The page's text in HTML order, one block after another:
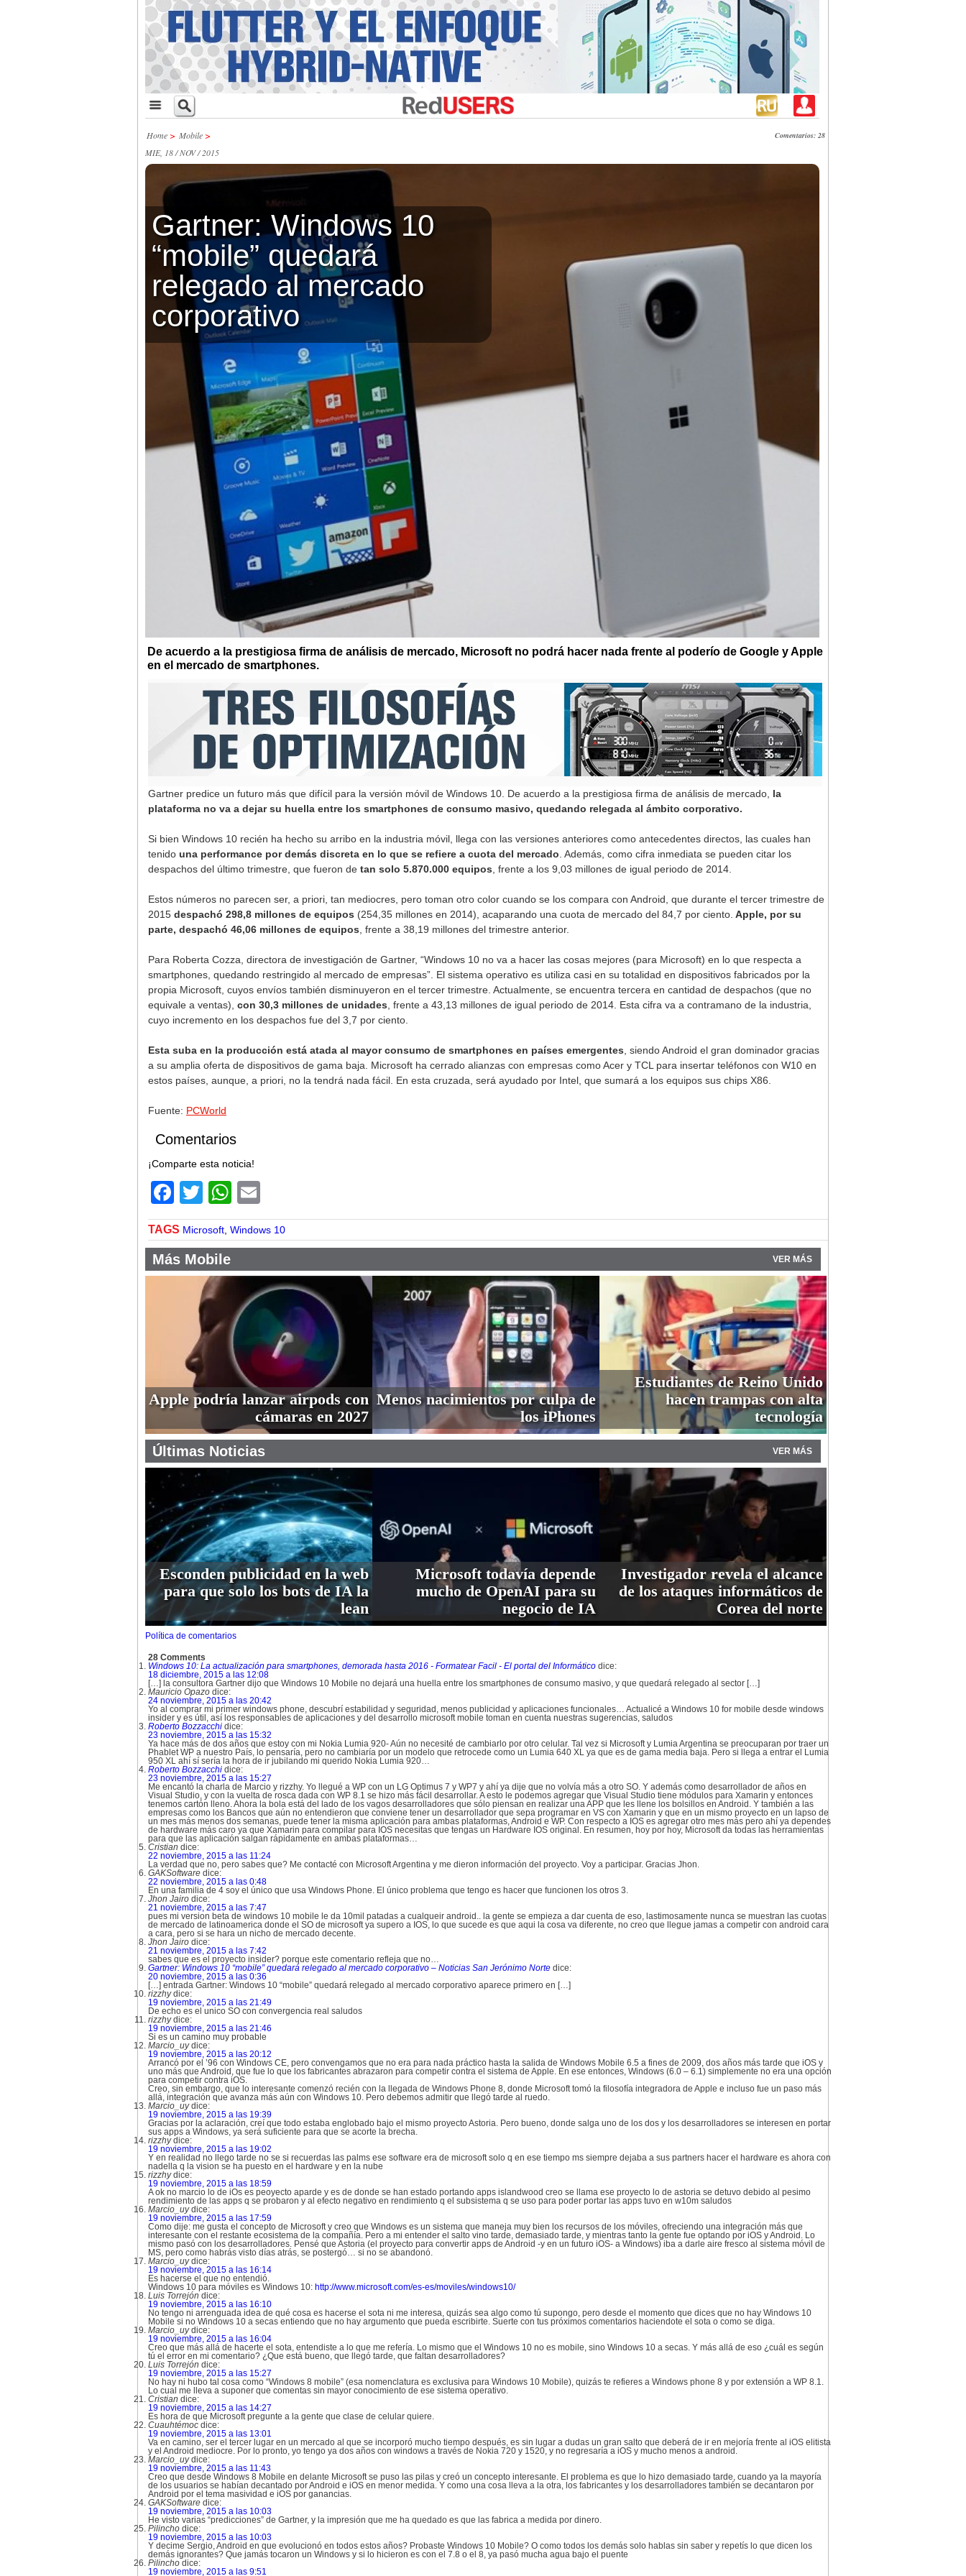
Home> Mobile> Comentarios: 28
MIE, 18 / NOV / 2015
Gartner: Windows 10
“mobile” quedará
relegado al mercado
corporativo
De acuerdo a la prestigiosa firma de análisis de mercado, Microsoft no podrá hacer nada frente al poderío de Google y Apple
en el mercado de smartphones.
Gartner predice un futuro más que difícil para la versión móvil de Windows 10. De acuerdo a la prestigiosa firma de análisis de mercado, la
plataforma no va a dejar su huella entre los smartphones de consumo masivo, quedando relegada al ámbito corporativo.
Si bien Windows 10 recién ha hecho su arribo en la industria móvil, llega con las versiones anteriores como antecedentes directos, las cuales han
tenido una performance por demás discreta en lo que se refiere a cuota del mercado . Además, como cifra inmediata se pueden citar los
despachos del último trimestre, que fueron de tan solo 5.870.000 equipos , frente a los 9,03 millones de igual periodo de 2014.
Estos números no parecen ser, a priori, tan mediocres, pero toman otro color cuando se los compara con Android, que durante el tercer trimestre de
2015 despachó 298,8 millones de equipos (254,35 millones en 2014), acaparando una cuota de mercado del 84,7 por ciento. Apple, por su
parte, despachó 46,06 millones de equipos , frente a 38,19 millones del trimestre anterior.
Para Roberta Cozza, directora de investigación de Gartner, “Windows 10 no va a hacer las cosas mejores (para Microsoft) en lo que respecta a
smartphones, quedando restringido al mercado de empresas”. El sistema operativo es utiliza casi en su totalidad en dispositivos fabricados por la
propia Microsoft, cuyos envíos también disminuyeron en el tercer trimestre. Actualmente, se encuentra tercera en cantidad de despachos (que no
equivale a ventas), con 30,3 millones de unidades , frente a 43,13 millones de igual periodo de 2014. Esta cifra va a contramano de la industria,
cuyo incremento en los despachos fue del 3,7 por ciento.
Esta suba en la producción está atada al mayor consumo de smartphones en países emergentes , siendo Android el gran dominador gracias
a su amplia oferta de dispositivos de gama baja. Microsoft ha cerrado alianzas con empresas como Acer y TCL para insertar teléfonos con W10 en
estos países, aunque, a priori, no la tendrá nada fácil. En esta cruzada, será ayudado por Intel, que sumará a los equipos sus chips X86.
Fuente: PCWorld
Comentarios
¡Comparte esta noticia!
Facebook
TwitterWhatsApp
TAGS Microsoft Windows 10
Más Mobile VER MÁS
Apple podría lanzar airpods con
cámaras en 2027
Menos nacimientos por culpa de
los iPhones
Estudiantes de Reino Unido
hacen trampas con alta
tecnología
Últimas Noticias VER MÁS
Esconden publicidad en la web
para que solo los bots de IA la
lean
Microsoft todavía depende
mucho de OpenAI para su
negocio de IA
Investigador revela el alcance
de los ataques informáticos de
Corea del norte
Política de comentarios
28 Comments
Windows 10: La actualización para smartphones, demorada hasta 2016 - Formatear Facil - El portal del Informático dice:
18 diciembre, 2015 a las 12:08
[…] la consultora Gartner dijo que Windows 10 Mobile no dejará una huella entre los smartphones de consumo masivo, y que quedará relegado al sector […]
Mauricio Opazo dice:
24 noviembre, 2015 a las 20:42
Yo al comprar mi primer windows phone, descubrí estabilidad y seguridad, menos publicidad y aplicaciones funcionales… Actualicé a Windows 10 for mobile desde windows
insider y es útil, así los responsables de aplicaciones y del desarrollo microsoft mobile toman en cuenta nuestras sugerencias, saludos
Roberto Bozzacchi dice:
23 noviembre, 2015 a las 15:32
Ya hace más de dos años que estoy con mi Nokia Lumia 920- Aún no necesité de cambiarlo por otro celular. Tal vez si Microsoft y Lumia Argentina se preocuparan por traer un
Phablet WP a nuestro País, lo pensaría, pero no cambiaría por un modelo que retrocede como un Lumia 640 XL ya que es de gama media baja. Pero si llega a entrar el Lumia
950 XL ahí sí sería la hora de ir jubilando mi querido Nokia Lumia 920…
Roberto Bozzacchi dice:
23 noviembre, 2015 a las 15:27
Me encantó la charla de Marcio y rizzhy. Yo llegué a WP con un LG Optimus 7 y WP7 y ahí ya dije que no volvía más a otro SO. Y además como desarrollador de años en
Visual Studio, y con la vuelta de rosca dada con WP 8.1 se hizo más fácil desarrollar. A esto le podemos agregar que Visual Studio tiene módulos para Xamarin y entonces
tenemos cartón lleno. Ahora la bola está del lado de los vagos desarrolladores que sólo piensan en realizar una APP que les llene los bolsillos en Android. Y también a las
empresas como los Bancos que aún no entendieron que conviene tener un desarrollador que sepa programar en VS con Xamarin y que en un mismo proyecto en un lapso de
un mes más menos dos semanas, puede tener la misma aplicación para ambas plataformas, Android e WP. Con respecto a IOS es agregar otro mes más pero ahí ya dependes
de hardware más caro ya que Xamarin para compilar para IOS necesitas que tengas un Hardware IOS original. En resumen, hoy por hoy, Microsoft da todas las herramientas
para que las aplicación salgan rápidamente en ambas plataformas…
Cristian dice:
22 noviembre, 2015 a las 11:24
La verdad que no, pero sabes que? Me contacté con Microsoft Argentina y me dieron información del proyecto. Voy a participar. Gracias Jhon.
GAKSoftware dice:
22 noviembre, 2015 a las 0:48
En una familia de 4 soy el único que usa Windows Phone. El único problema que tengo es hacer que funcionen los otros 3.
Jhon Jairo dice:
21 noviembre, 2015 a las 7:47
pues mi version beta de windows 10 mobile le da 10mil patadas a cualqueir android.. la gente se empieza a dar cuenta de eso, lastimosamente nunca se muestran las cuotas
de mercado de latinoamerica donde el SO de microsoft ya supero a IOS, lo que sucede es que aqui la cosa va diferente, no creo que llegue jamas a competir con android cara
a cara, pero si se hara un nicho de mercado decente.
Jhon Jairo dice:
21 noviembre, 2015 a las 7:42
sabes que es el proyecto insider? porque este comentario refleja que no…
Gartner: Windows 10 “mobile” quedará relegado al mercado corporativo – Noticias San Jerónimo Norte dice:
20 noviembre, 2015 a las 0:36
[…] entrada Gartner: Windows 10 “mobile” quedará relegado al mercado corporativo aparece primero en […]
rizzhy dice:
19 noviembre, 2015 a las 21:49
De echo es el unico SO con convergencia real saludos
rizzhy dice:
19 noviembre, 2015 a las 21:46
Si es un camino muy probable
Marcio_uy dice:
19 noviembre, 2015 a las 20:12
Arrancó por el ’96 con Windows CE, pero convengamos que no era para nada práctico hasta la salida de Windows Mobile 6.5 a fines de 2009, dos años más tarde que iOS y
uno más que Android, que fue lo que los fabricantes abrazaron para competir contra el sistema de Apple. En ese entonces, Windows (6.0 – 6.1) simplemente no era una opción
para competir contra iOS.
Creo, sin embargo, que lo interesante comenzó recién con la llegada de Windows Phone 8, donde Microsoft tomó la filosofía integradora de Apple e incluso fue un paso más
allá, integración que avanza más aún con Windows 10. Pero debemos admitir que llegó tarde al ruedo.
Marcio_uy dice:
19 noviembre, 2015 a las 19:39
Gracias por la aclaración, creí que todo estaba englobado bajo el mismo proyecto Astoria. Pero bueno, donde salga uno de los dos y los desarrolladores se interesen en portar
sus apps a Windows, ya será suficiente para que se acorte la brecha.
rizzhy dice:
19 noviembre, 2015 a las 19:02
Y en realidad no llego tarde no se si recuerdas las palms ese software era de microsoft solo q en ese tiempo ms siempre dejaba a sus partners hacer el hardware es ahora con
nadella q la vision se ha puesto en el hardware y en la nube
rizzhy dice:
19 noviembre, 2015 a las 18:59
A ok no marcio lo de iOs es peoyecto aparde y es de donde se han estado portando apps islandwood creo se llama ese proyecto lo de astoria se detuvo debido al pesimo
rendimiento de las apps q se probaron y al efecto negativo en rendimiento q el subsistema q se uso para poder portar las apps tuvo en w10m saludos
Marcio_uy dice:
19 noviembre, 2015 a las 17:59
Como dije: me gusta el concepto de Microsoft y creo que Windows es un sistema que maneja muy bien los recursos de los móviles, ofreciendo una integración más que
interesante con el restante ecosistema de la compañía. Pero a mi entender el salto vino tarde, demasiado tarde, y mientras tanto la gente fue optando por iOS y Android. Lo
mismo pasó con los desarrolladores. Pensé que Astoria (el proyecto para convertir apps de Android -y en un futuro iOS- a Windows) iba a darle aire fresco al sistema móvil de
MS, pero como habrás visto días atrás, se postergó… si no se abandonó.
Marcio_uy dice:
19 noviembre, 2015 a las 16:14
Es hacerse el que no entendió.
Windows 10 para móviles es Windows 10: http://www.microsoft.com/es-es/moviles/windows10/
Luis Torrejón dice:
19 noviembre, 2015 a las 16:10
No tengo ni arrenguada idea de qué cosa es hacerse el sota ni me interesa, quizás sea algo como tú supongo, pero desde el momento que dices que no hay Windows 10
Mobile si no Windows 10 a secas entiendo que no hay argumento que pueda escribirte. Suerte con tus próximos comentarios haciendote el sota o como se diga.
Marcio_uy dice:
19 noviembre, 2015 a las 16:04
Creo que más allá de hacerte el sota, entendiste a lo que me refería. Lo mismo que el Windows 10 no es mobile, sino Windows 10 a secas. Y más allá de eso ¿cuál es según
tú el error en mi comentario? ¿Que está bueno, que llegó tarde, que faltan desarrolladores?
Luis Torrejón dice:
19 noviembre, 2015 a las 15:27
No hay ni hubo tal cosa como “Windows 8 mobile” (esa nomenclatura es exclusiva para Windows 10 Mobile), quizás te refieres a Windows phone 8 y por extensión a WP 8.1.
Lo cual me lleva a suponer que comentas sin mayor conocimiento de ese sistema operativo.
Cristian dice:
19 noviembre, 2015 a las 14:27
Es hora de que Microsoft pregunte a la gente que clase de celular quiere.
Cuauhtémoc dice:
19 noviembre, 2015 a las 13:01
Va en camino, ser el tercer lugar en un mercado al que se incorporó mucho tiempo después, es sin lugar a dudas un gran salto que deberá de ir en mejoría frente al iOS elitista
y el Android mediocre. Por lo pronto, yo tengo ya dos años con windows a través de Nokia 720 y 1520, y no regresaría a iOS y mucho menos a android.
Marcio_uy dice:
19 noviembre, 2015 a las 11:43
Creo que desde Windows 8 Mobile en delante Microsoft se puso las pilas y creó un concepto interesante. El problema es que lo hizo demasiado tarde, cuando ya la mayoría
de los usuarios se habían decantado por Android e iOS en menor medida. Y como una cosa lleva a la otra, los fabricantes y los desarrolladores también se decantaron por
Android por el tema masividad e iOS por ganancias.
GAKSoftware dice:
19 noviembre, 2015 a las 10:03
He visto varias “predicciones” de Gartner, y la impresión que me ha quedado es que las fabrica a medida por dinero.
Pilincho dice:
19 noviembre, 2015 a las 10:03
Y decime Sergio, Android en que evolucionó en todos estos años? Probaste Windows 10 Mobile? O como todos los demás solo hablas sin saber y repetís lo que dicen los
demás ignorantes? Que jamás tocaron un Windows y si lo hicieron es con el 7.8 o el 8, ya pasó mucha agua bajo el puente
Pilincho dice:
19 noviembre, 2015 a las 9:51